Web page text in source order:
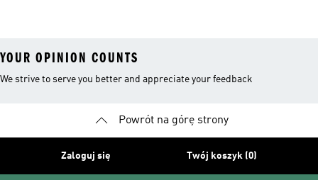
YOUR OPINION COUNTS
We strive to serve you better and appreciate your feedback
Powrót na górę strony
Zaloguj się Twój koszyk (0)